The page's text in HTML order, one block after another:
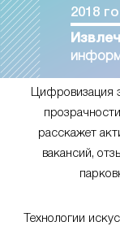
2018
Цифровизация
расскажет
вакансий,
Технологии